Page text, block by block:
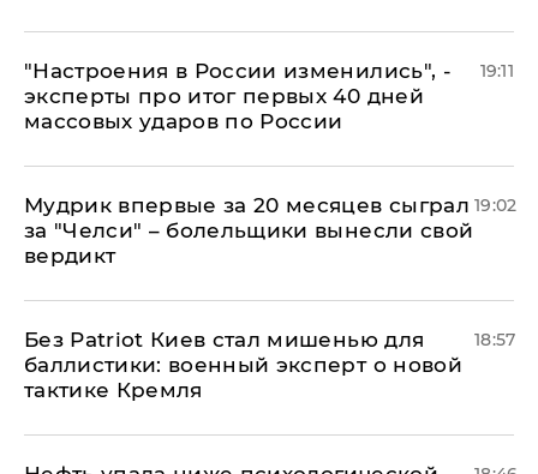
"Настроения в России изменились", -
эксперты про итог первых 40 дней
массовых ударов по России
19:11
Мудрик впервые за 20 месяцев сыграл
за "Челси" – болельщики вынесли свой
вердикт
19:02
​Без Patriot Киев стал мишенью для
баллистики: военный эксперт о новой
тактике Кремля
18:57